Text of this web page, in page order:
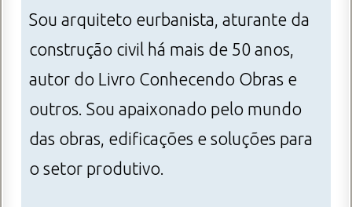
Sou arquiteto eurbanista, aturante da
construção civil há mais de 50 anos,
autor do Livro Conhecendo Obras e
outros. Sou apaixonado pelo mundo
das obras, edificações e soluções para
o setor produtivo.